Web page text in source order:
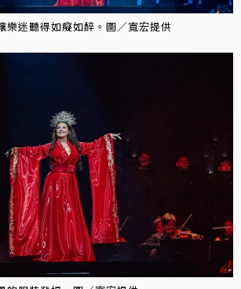
樂迷聽得如癡如醉。圖／寬宏提供